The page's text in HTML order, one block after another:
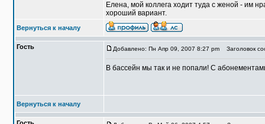
Елена, мой коллега ходит туда с женой - им
хороший вариант.
Вернуться к началу
Гость Добавлено: Пн Апр 09, 2007 8:27 pm Заголовок
В бассейн мы так и не попали! С
Вернуться к началу